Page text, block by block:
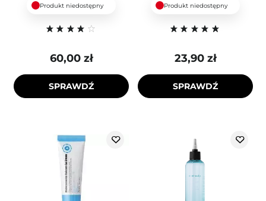
Produkt niedostępny
60,00 zł
SPRAWDŹ
Produkt niedostępny
23,90 zł
SPRAWDŹ